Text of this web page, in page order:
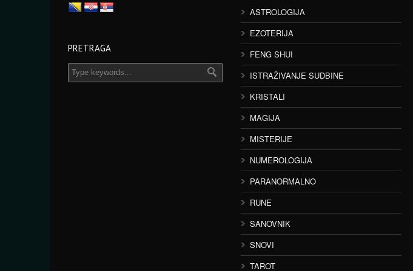
PRETRAGA
ASTROLOGIJA
EZOTERIJA
FENG SHUI
ISTRAŽIVANJE SUDBINE
KRISTALI
MAGIJA
MISTERIJE
NUMEROLOGIJA
PARANORMALNO
RUNE
SANOVNIK
SNOVI
TAROT